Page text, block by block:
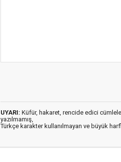
UYARI: Küfür, hakaret, rencide edici
yazılmamış,
Türkçe karakter kullanılmayan ve büyük